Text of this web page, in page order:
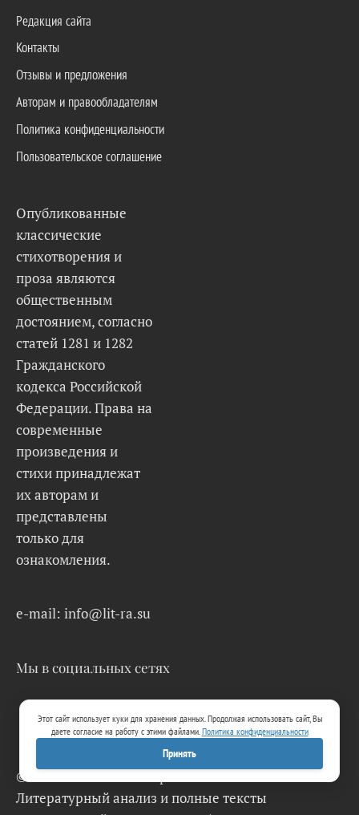
Редакция сайта
Контакты
Отзывы и предложения
Авторам и правообладателям
Политика конфиденциальности
Пользовательское соглашение
Опубликованные
классические
стихотворения и
проза являются
общественным
достоянием, согласно
статей 1281 и 1282
Гражданского
кодекса Российской
Федерации. Права на
современные
произведения и
стихи принадлежат
их авторам и
представлены
только для
ознакомления.
e-mail: info@lit-ra.su
Мы в социальных сетях
© 2026 Lit-Ra.su. Электронная библиотека.
Литературный анализ и полные тексты
Этот сайт использует куки для хранения данных. Продолжая использовать сайт, Вы
даете согласие на работу с этими файлами.Политика конфиденциальности
Принять